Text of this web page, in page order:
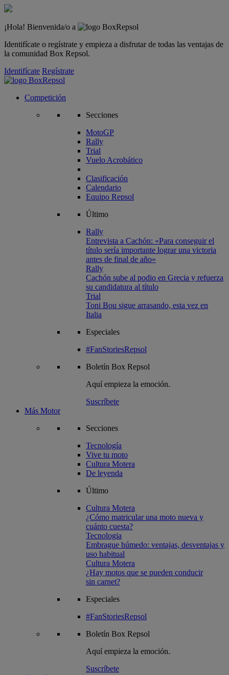
¡Hola! Bienvenida/o a
Identifícate o regístrate y empieza a disfrutar de todas las ventajas de
la comunidad Box Repsol.
Identifícate Regístrate
Competición
Secciones
MotoGP
Rally
Trial
Vuelo Acrobático
Clasificación
Calendario
Equipo Repsol
Último
Rally
Entrevista a Cachón: «Para conseguir el
título sería importante lograr una victoria
antes de final de año»
Rally
Cachón sube al podio en Grecia y refuerza
su candidatura al título
Trial
Toni Bou sigue arrasando, esta vez en
Italia
Especiales
#FanStoriesRepsol
Boletín Box Repsol
Aquí empieza la emoción.
Suscríbete
Más Motor
Secciones
Tecnología
Vive tu moto
Cultura Motera
De leyenda
Último
Cultura Motera
¿Cómo matricular una moto nueva y
cuánto cuesta?
Tecnologia
Embrague húmedo: ventajas, desventajas y
uso habitual
Cultura Motera
¿Hay motos que se pueden conducir
sin carnet?
Especiales
#FanStoriesRepsol
Boletín Box Repsol
Aquí empieza la emoción.
Suscríbete